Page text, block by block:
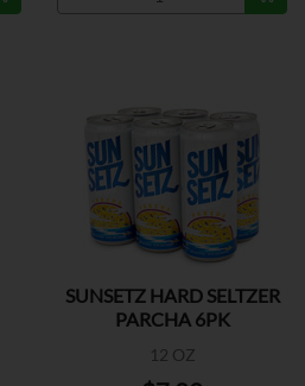
SUNSETZ HARD SELTZER
PARCHA 6PK
12 OZ